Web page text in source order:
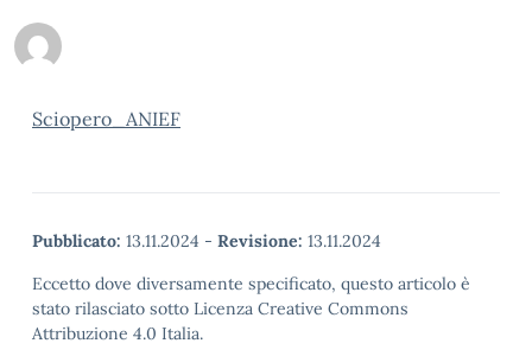
Sciopero_ANIEF
Pubblicato: 13.11.2024 - Revisione: 13.11.2024
Eccetto dove diversamente specificato, questo articolo è
stato rilasciato sotto Licenza Creative Commons
Attribuzione 4.0 Italia.